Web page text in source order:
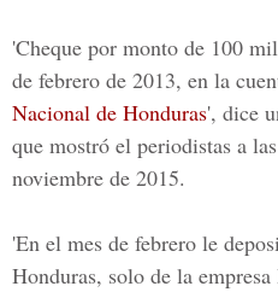
'Cheque por monto de 100
de febrero de 2013, en la
Nacional de Honduras', dice
que mostró el periodistas a
noviembre de 2015.
'En el mes de febrero le
Honduras, solo de la